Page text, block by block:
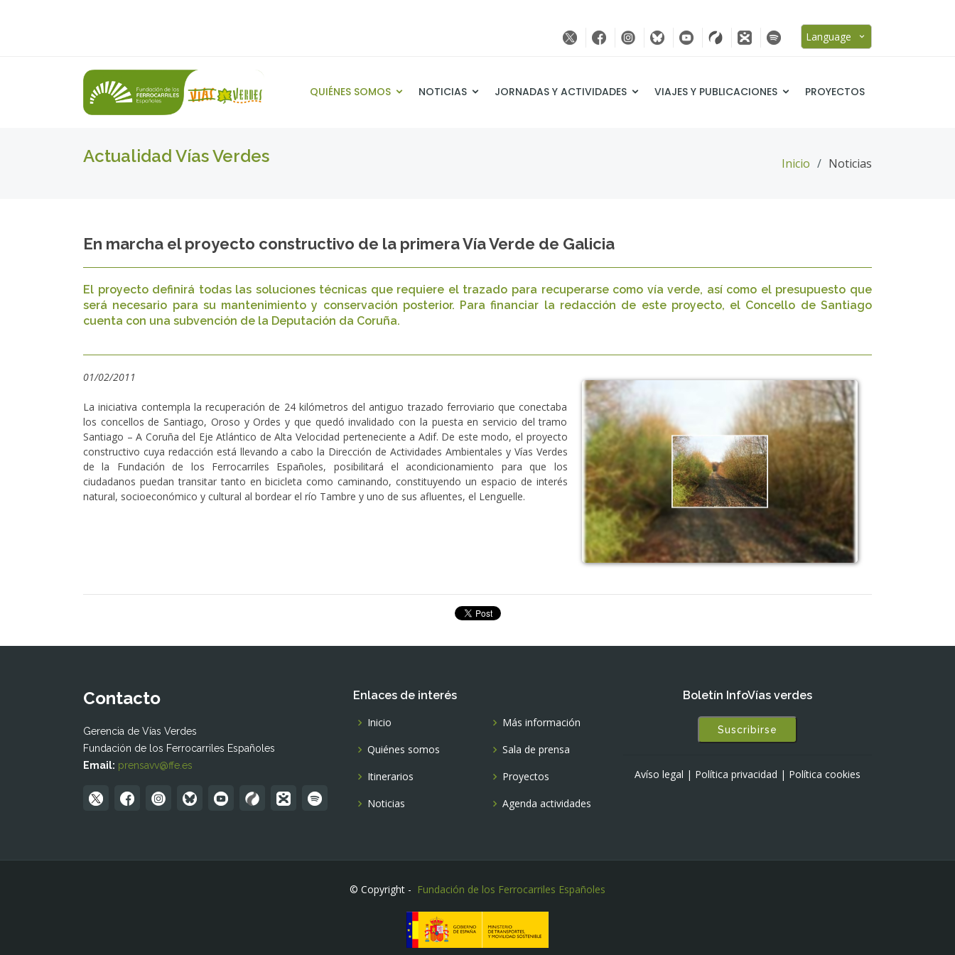
Language
QUIÉNES SOMOS NOTICIAS JORNADAS Y ACTIVIDADES VIAJES Y PUBLICACIONES PROYECTOS
Actualidad Vías Verdes Inicio Noticias
En marcha el proyecto constructivo de la primera Vía Verde de Galicia
El proyecto definirá todas las soluciones técnicas que requiere el trazado para recuperarse como vía verde, así como el presupuesto que
será necesario para su mantenimiento y conservación posterior. Para financiar la redacción de este proyecto, el Concello de Santiago
cuenta con una subvención de la Deputación da Coruña.
01/02/2011
La iniciativa contempla la recuperación de 24 kilómetros del antiguo trazado ferroviario que conectaba
los concellos de Santiago, Oroso y Ordes y que quedó invalidado con la puesta en servicio del tramo
Santiago – A Coruña del Eje Atlántico de Alta Velocidad perteneciente a Adif. De este modo, el proyecto
constructivo cuya redacción está llevando a cabo la Dirección de Actividades Ambientales y Vías Verdes
de la Fundación de los Ferrocarriles Españoles, posibilitará el acondicionamiento para que los
ciudadanos puedan transitar tanto en bicicleta como caminando, constituyendo un espacio de interés
natural, socioeconómico y cultural al bordear el río Tambre y uno de sus afluentes, el Lenguelle.
Contacto
Gerencia de Vías Verdes
Fundación de los Ferrocarriles Españoles
Email: prensavv@ffe.es
Enlaces de interés
Inicio
Quiénes somos
Itinerarios
Noticias
Más información
Sala de prensa
Proyectos
Agenda actividades
Boletín InfoVías verdes
Suscribirse
Avíso legal | Política privacidad | Política cookies
© Copyright - Fundación de los Ferrocarriles Españoles